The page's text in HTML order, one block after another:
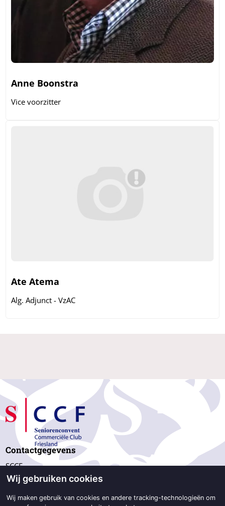
Anne Boonstra
Vice voorzitter
Ate Atema
Alg. Adjunct - VzAC
Contactgegevens
SCCF
p/a Beetsterweg 2d,
9244 GC Beetsterzwaag
Wij gebruiken cookies
Wij maken gebruik van cookies en andere tracking-technologieën om